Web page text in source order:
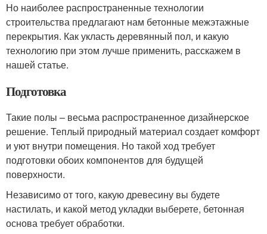
Но наиболее распространенные технологии
строительства предлагают нам бетонные межэтажные
перекрытия. Как укласть деревянный пол, и какую
технологию при этом лучше применить, расскажем в
нашей статье.
Подготовка
Такие полы – весьма распространенное дизайнерское
решение. Теплый природный материал создает комфорт
и уют внутри помещения. Но такой ход требует
подготовки обоих компонентов для будущей
поверхности.
Независимо от того, какую древесину вы будете
настилать, и какой метод укладки выберете, бетонная
основа требует обработки.